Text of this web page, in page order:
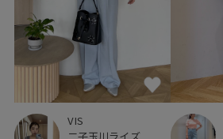
VIS
二子玉川ライズ